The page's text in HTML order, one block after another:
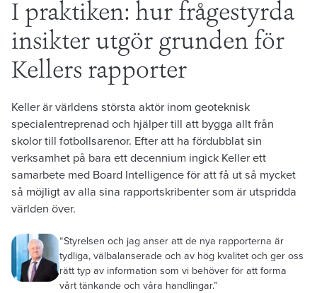
I praktiken: hur frågestyrda
insikter utgör grunden för
Kellers rapporter
Keller är världens största aktör inom geoteknisk
specialentreprenad och hjälper till att bygga allt från
skolor till fotbollsarenor. Efter att ha fördubblat sin
verksamhet på bara ett decennium ingick Keller ett
samarbete med Board Intelligence för att få ut så mycket
så möjligt av alla sina rapportskribenter som är utspridda
världen över.
“Styrelsen och jag anser att de nya rapporterna är
tydliga, välbalanserade och av hög kvalitet och ger oss
rätt typ av information som vi behöver för att forma
vårt tänkande och våra handlingar.”